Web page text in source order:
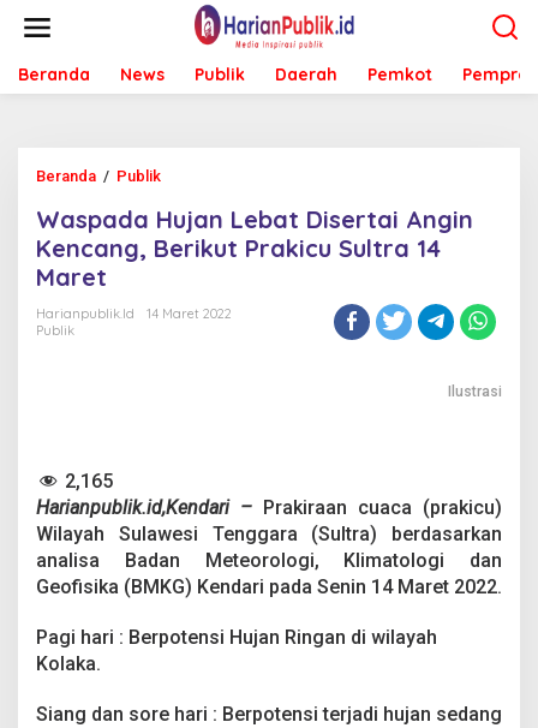
t
Beranda News Publik Daerah Pemkot Pemprov
Beranda / Publik
s
p
a
a
a
t
D
i
s
r
t
A
Waspada Hujan Lebat Disertai Angin
Kencang, Berikut Prakicu Sultra 14
Maret
Harianpublik.id
14 Maret 2022
Publik
Ilustrasi
2,165
Harianpublik.id,Kendari – Prakiraan cuaca (prakicu)
Wilayah Sulawesi Tenggara (Sultra) berdasarkan
analisa Badan Meteorologi, Klimatologi dan
Geofisika (BMKG) Kendari pada Senin 14 Maret 2022.
Pagi hari : Berpotensi Hujan Ringan di wilayah
Kolaka.
Siang dan sore hari : Berpotensi terjadi hujan sedang